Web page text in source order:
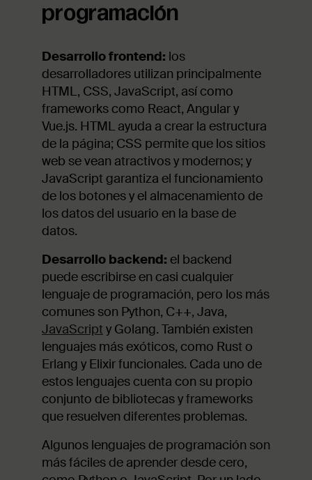
programación
Desarrollo frontend: los
desarrolladores utilizan principalmente
HTML, CSS, JavaScript, así como
frameworks como React, Angular y
Vue.js. HTML ayuda a crear la estructura
de la página; CSS permite que los sitios
web se vean atractivos y modernos; y
JavaScript garantiza el funcionamiento
de los botones y el almacenamiento de
los datos del usuario en la base de
datos.
Desarrollo backend: el backend
puede escribirse en casi cualquier
lenguaje de programación, pero los más
comunes son Python, C++, Java,
JavaScript y Golang. También existen
lenguajes más exóticos, como Rust o
Erlang y Elixir funcionales. Cada uno de
estos lenguajes cuenta con su propio
conjunto de bibliotecas y frameworks
que resuelven diferentes problemas.
Algunos lenguajes de programación son
más fáciles de aprender desde cero,